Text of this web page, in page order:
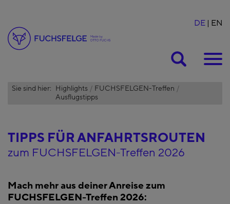
DE EN
Sie sind hier: Highlights
FUCHSFELGEN-Treffen
Ausflugstipps
TIPPS FÜR ANFAHRTSROUTEN
zum FUCHSFELGEN-Treffen 2026
Mach mehr aus deiner Anreise zum
FUCHSFELGEN-Treffen 2026: